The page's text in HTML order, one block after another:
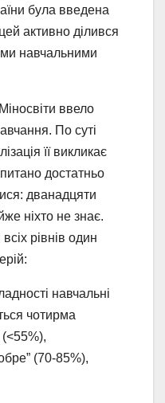
була введена
активно ділився
навчальними
ввело
По суті
її викликає
достатньо
дванадцяти
ніхто не знає.
рівнів один
навчальні
чотирма
(<55%),
(70-85%),